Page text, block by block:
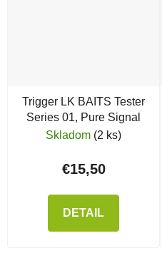
Trigger LK BAITS Tester
Series 01, Pure Signal
Skladom (2 ks)
€15,50
DETAIL